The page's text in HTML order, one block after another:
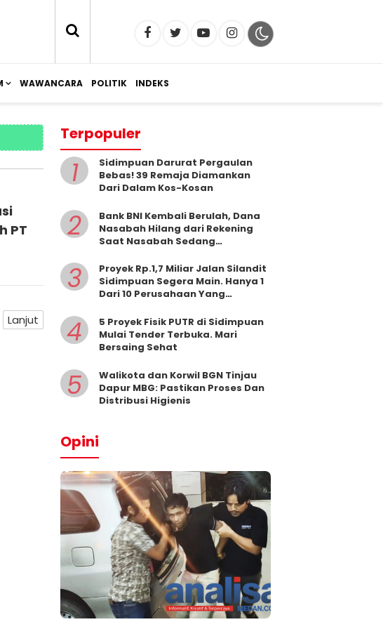
WAWANCARA POLITIK INDEKS
PT
Lanjut
Terpopuler
1
Sidimpuan Darurat Pergaulan
Bebas! 39 Remaja Diamankan
Dari Dalam Kos-Kosan
2
Bank BNI Kembali Berulah, Dana
Nasabah Hilang dari Rekening
Saat Nasabah Sedang
3
Proyek Rp.1,7 Miliar Jalan Silandit
Sidimpuan Segera Main. Hanya 1
Dari 10 Perusahaan Yang
4
5 Proyek Fisik PUTR di Sidimpuan
Mulai Tender Terbuka. Mari
Bersaing Sehat
5
Walikota dan Korwil BGN Tinjau
Dapur MBG: Pastikan Proses Dan
Distribusi Higienis
Opini